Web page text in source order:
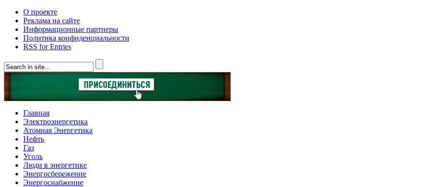
О проекте
Реклама на сайте
Информационные партнеры
Политика конфиденциальности
RSS for Entries
Главная
Электроэнергетика
Атомная Энергетика
Нефть
Газ
Уголь
Люди в энергетике
Энергосбережение
Энергоснабжение